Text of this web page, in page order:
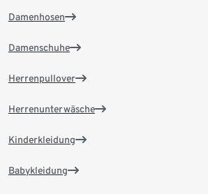
Damenhosen
Damenschuhe
Herrenpullover
Herrenunterwäsche
Kinderkleidung
Babykleidung